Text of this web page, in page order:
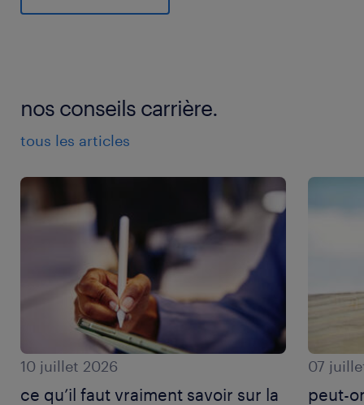
nos conseils carrière.
tous les articles
10 juillet 2026
ce qu’il faut vraiment savoir sur la
07
peut-